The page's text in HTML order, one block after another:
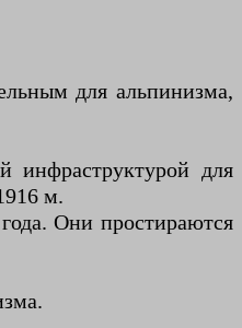
для альпинизма,
инфраструктурой для
м.
Они простираются